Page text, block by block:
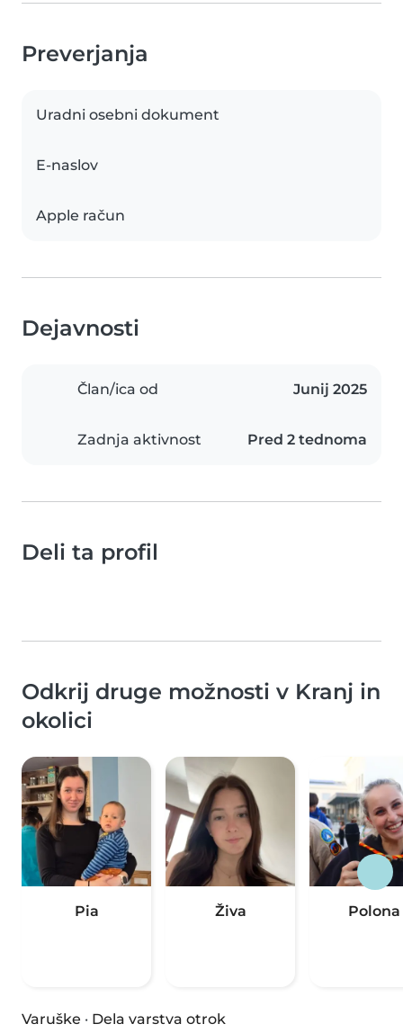
Preverjanja
Uradni osebni dokument
E-naslov
Apple račun
Dejavnosti
Član/ica od Junij 2025
Zadnja aktivnost Pred 2 tednoma
Deli ta profil
Odkrij druge možnosti v Kranj in
okolici
Pia Živa Polona
Varuške · Dela varstva otrok